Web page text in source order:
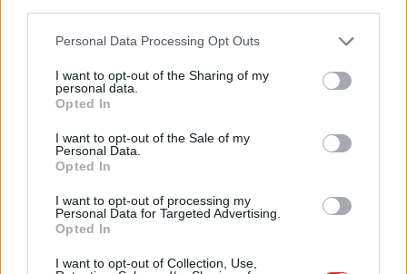
Please note that this website/app uses one or more Google
not limited to your visit or usage behaviour. You may click to
grant or deny consent to Google and its third-party tags to
use your data for below specified purposes in below Google
consent section.
Personal Data Processing Opt Outs
I want to opt-out of the Sharing of my
personal data.
Opted In
I want to opt-out of the Sale of my
Personal Data.
Opted In
I want to opt-out of processing my
Personal Data for Targeted Advertising.
Opted In
I want to opt-out of Collection, Use,